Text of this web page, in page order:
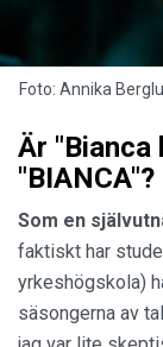
Foto: Annika
Är "Bianca
"BIANCA"?
Som en
faktiskt har
yrkeshögskola)
säsongerna av